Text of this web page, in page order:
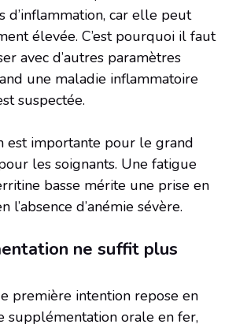
d’inflammation, car elle peut
élevée. C’est pourquoi il faut
avec d’autres paramètres
une maladie inflammatoire
suspectée.
est importante pour le grand
les soignants. Une fatigue
basse mérite une prise en
l’absence d’anémie sévère.
ne suffit plus
première intention repose en
supplémentation orale en fer,